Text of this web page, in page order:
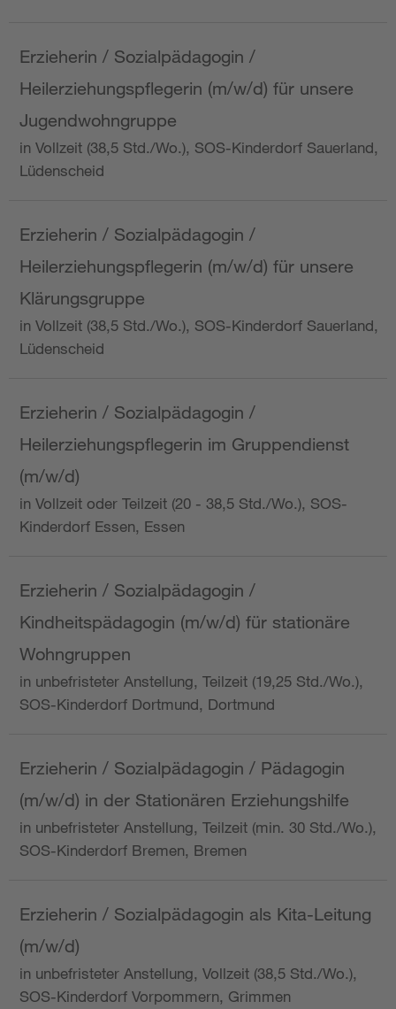
Erzieherin / Sozialpädagogin /
Heilerziehungspflegerin (m/w/d) für unsere
Jugendwohngruppe
in Vollzeit (38,5 Std./Wo.), SOS-Kinderdorf Sauerland,
Lüdenscheid
Erzieherin / Sozialpädagogin /
Heilerziehungspflegerin (m/w/d) für unsere
Klärungsgruppe
in Vollzeit (38,5 Std./Wo.), SOS-Kinderdorf Sauerland,
Lüdenscheid
Erzieherin / Sozialpädagogin /
Heilerziehungspflegerin im Gruppendienst
(m/w/d)
in Vollzeit oder Teilzeit (20 - 38,5 Std./Wo.), SOS-
Kinderdorf Essen, Essen
Erzieherin / Sozialpädagogin /
Kindheitspädagogin (m/w/d) für stationäre
Wohngruppen
in unbefristeter Anstellung, Teilzeit (19,25 Std./Wo.),
SOS-Kinderdorf Dortmund, Dortmund
Erzieherin / Sozialpädagogin / Pädagogin
(m/w/d) in der Stationären Erziehungshilfe
in unbefristeter Anstellung, Teilzeit (min. 30 Std./Wo.),
SOS-Kinderdorf Bremen, Bremen
Erzieherin / Sozialpädagogin als Kita-Leitung
(m/w/d)
in unbefristeter Anstellung, Vollzeit (38,5 Std./Wo.),
SOS-Kinderdorf Vorpommern, Grimmen